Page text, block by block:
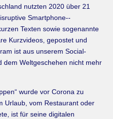
nutzten 2020 über 21
Smartphone-­
Texten sowie sogenannte
Kurzvideos, gepostet und
ist aus unserem Social­-
dem Weltgeschehen nicht mehr
wurde vor Corona zu
Urlaub, vom Restaurant­ oder
ist für seine digitalen